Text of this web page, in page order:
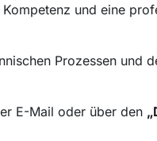
und eine
Prozessen und
E-Mail oder über den